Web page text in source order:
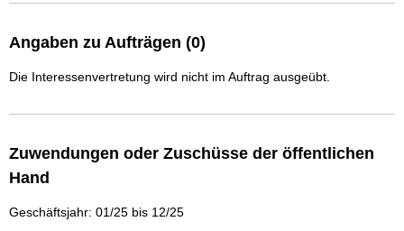
Angaben zu Aufträgen (0)
Die Interessenvertretung wird nicht im Auftrag ausgeübt.
Zuwendungen oder Zuschüsse der öffentlichen
Hand
Geschäftsjahr: 01/25 bis 12/25